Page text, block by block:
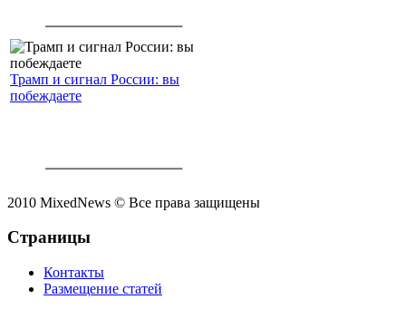
Трамп и сигнал России: вы
побеждаете
2010 MixedNews © Все права защищены
Страницы
Контакты
Размещение статей